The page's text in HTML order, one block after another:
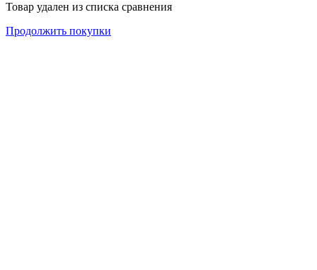
Товар удален из списка сравнения
Продолжить покупки